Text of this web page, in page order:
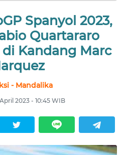
Spanyol 2023,
Quartararo
di Kandang Marc
- Mandalika
2023 - 10:45 WIB